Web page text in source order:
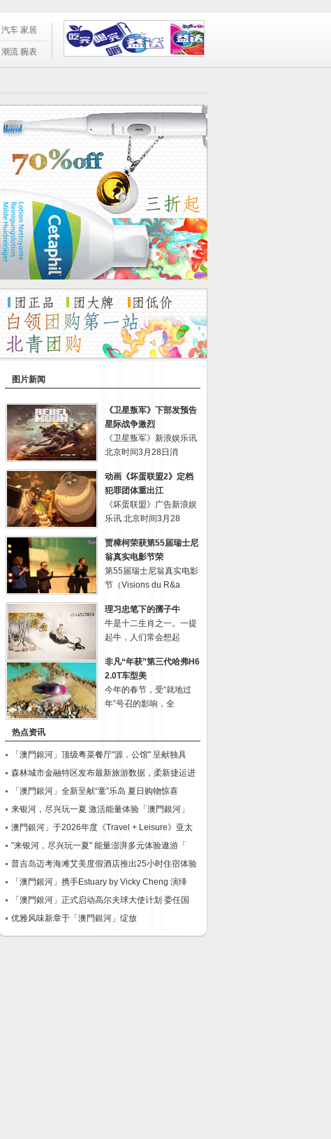
汽车 家居
潮流 腕表
图片新闻
《卫星叛军》下部发预告
星际战争激烈
《卫星叛军》新浪娱乐讯
北京时间3月28日消
动画《坏蛋联盟2》定档
犯罪团体重出江
《坏蛋联盟》广告新浪娱
乐讯 北京时间3月28
贾樟柯荣获第55届瑞士尼
翁真实电影节荣
第55届瑞士尼翁真实电影
节（Visions du R&a
理习忠笔下的孺子牛
牛是十二生肖之一。一提
起牛，人们常会想起
非凡“年获”第三代哈弗H6
2.0T车型美
今年的春节，受“就地过
年”号召的影响，全
热点资讯
「澳門銀河」顶级粤菜餐厅"源．公馆" 呈献独具
森林城市金融特区发布最新旅游数据，柔新捷运进
「澳門銀河」全新呈献“童”乐岛 夏日购物惊喜
来银河，尽兴玩一夏 激活能量体验「澳門銀河」
澳門銀河」于2026年度《Travel + Leisure》亚太
"来银河，尽兴玩一夏" 能量澎湃多元体验遨游「
普吉岛迈考海滩艾美度假酒店推出25小时住宿体验
「澳門銀河」携手Estuary by Vicky Cheng 演绎
「澳門銀河」正式启动高尔夫球大使计划 委任国
优雅风味新章于「澳門銀河」绽放